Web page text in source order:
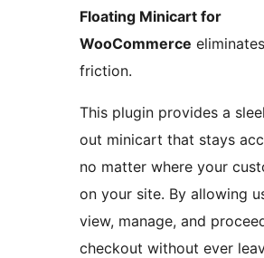
Floating Minicart for
WooCommerce
friction.
This plugin provides a
out minicart that stays
no matter where your
on your site. By allowing
view, manage, and
checkout without ever